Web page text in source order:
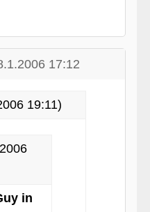
17:12
19:11)
in